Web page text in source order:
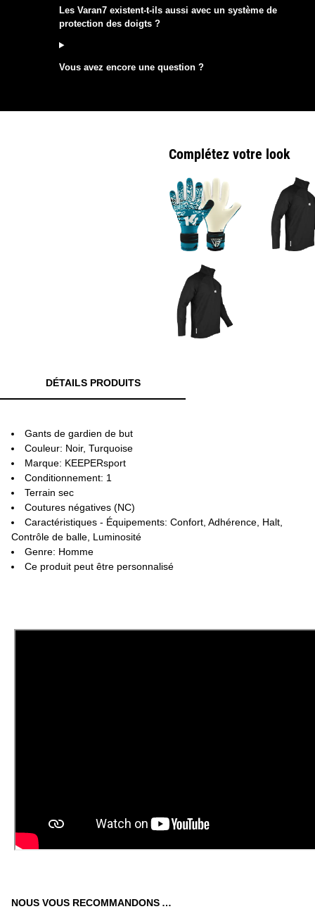
Les Varan7 existent-t-ils aussi avec un système de
protection des doigts ?
Vous avez encore une question ?
Complétez votre look
DÉTAILS PRODUITS
Gants de gardien de but
Couleur: Noir, Turquoise
Marque: KEEPERsport
Conditionnement: 1
Terrain sec
Coutures négatives (NC)
Caractéristiques - Équipements: Confort, Adhérence, Halt,
Contrôle de balle, Luminosité
Genre: Homme
Ce produit peut être personnalisé
NOUS VOUS RECOMMANDONS AUSSI: